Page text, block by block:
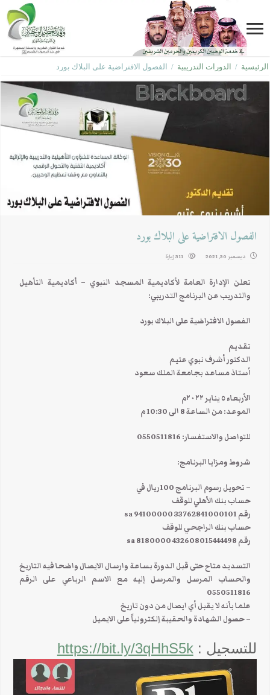
الرئيسية / الدورات التدريبية / الفصول الافتراضية على البلاك بورد
الفصول الافتراضية على البلاك بورد
ديسمبر 30, 2021 311 زيارة
تعلن الإدارة العامة لأكاديمية المسجد النبوي – أكاديمية التأهيل
والتدريب عن البرنامج التدريبي:
الفصول الافتراضية على البلاك بورد
تقديم
الدكتور أشرف نبوي عتيم
أستاذ مساعد بجامعة الملك سعود
الأربعاء ٥ يناير ٢٠٢٢م
الموعد: من الساعة 8 الى 10:30 م
للتواصل والاستفسار: 0550511816
شروط ومزايا البرنامج:
– تحويل رسوم البرنامج 100ريال في
حساب بنك الأهلي للوقف
رقم sa 94100000 33762841000101
حساب بنك الراجحي للوقف
رقم 432608015444498 8180000 sa
التسديد متاح حتى قبل الدورة بساعة وارسال الايصال واضحا فيه التاريخ
والحساب المرسل والمرسل إليه مع الاسم الرباعي على الرقم
0550511816
علما بأنه لا يقبل أي ايصال من دون تاريخ
– حصول الشهادة والحقيبة إلكترونياً على الايميل
للتسجيل :https://bit.ly/3qHhS5k